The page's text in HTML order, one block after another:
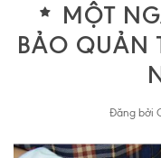
MỘT
BẢO QUẢN
Đăng bởi